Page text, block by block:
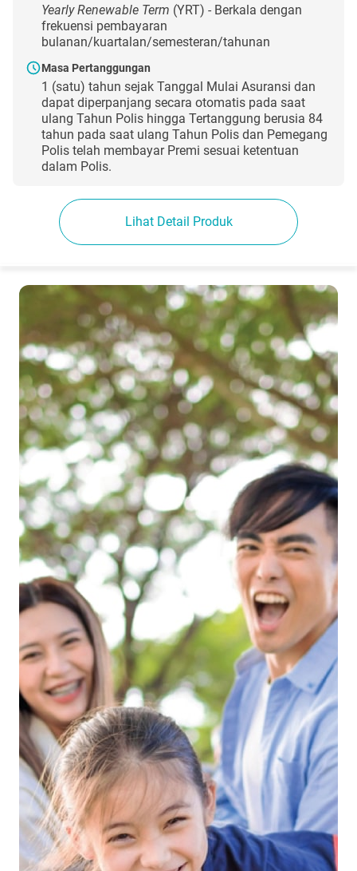
Yearly Renewable Term (YRT) - Berkala dengan
frekuensi pembayaran
bulanan/kuartalan/semesteran/tahunan
Masa Pertanggungan
1 (satu) tahun sejak Tanggal Mulai Asuransi dan
dapat diperpanjang secara otomatis pada saat
ulang Tahun Polis hingga Tertanggung berusia 84
tahun pada saat ulang Tahun Polis dan Pemegang
Polis telah membayar Premi sesuai ketentuan
dalam Polis.
Lihat Detail Produk